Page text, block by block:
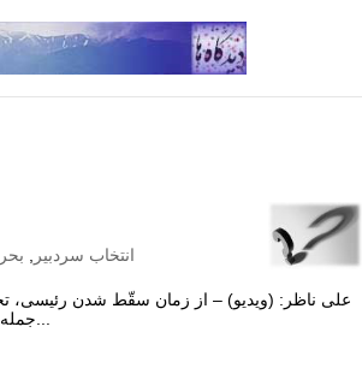
انتخاب سردبیر
علی ناظر: (ویدیو) – از زمان سقّط شدن رئیسی،